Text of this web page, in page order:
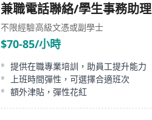
兼職電話聯絡/學生事務助理
不限經驗高級文憑或副學士
$70-85/小時
提供在職專業培訓，助員工提升能力
上班時間彈性，可選擇合適班次
額外津貼，彈性花紅